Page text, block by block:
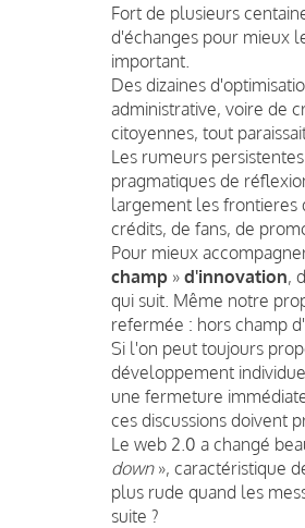
Fort de plusieurs
d'échanges pour mieux
important.
Des dizaines
administrative, voire de
citoyennes, tout
Les rumeurs
pragmatiques de
largement les frontieres
crédits, de fans, de
Pour mieux
champ » d'innovation,
qui suit. Même notre
refermée : hors champ
Si l'on peut toujours
développement
une fermeture
ces discussions doivent
Le web 2.0 a changé
down», caractéristique
plus rude quand les
suite ?